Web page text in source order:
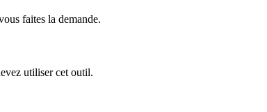
faites la demande.
utiliser cet outil.